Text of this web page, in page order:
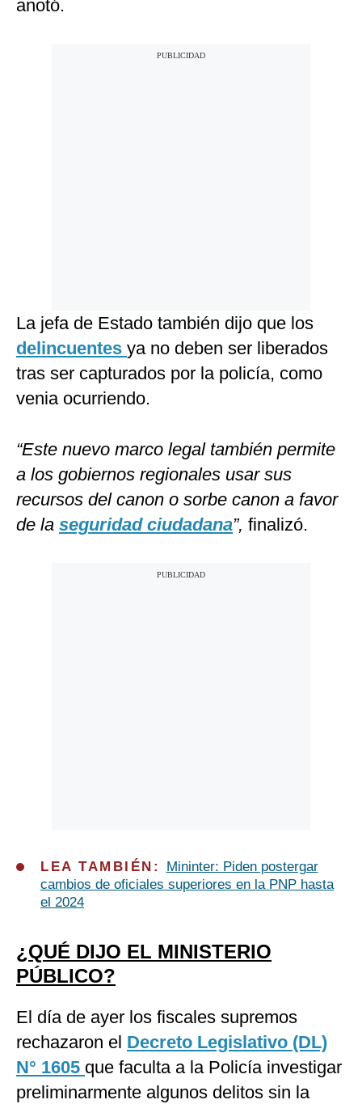
anotó.
La jefa de Estado también dijo que los
delincuentes ya no deben ser liberados
tras ser capturados por la policía, como
venia ocurriendo.
“Este nuevo marco legal también permite
a los gobiernos regionales usar sus
recursos del canon o sorbe canon a favor
de la seguridad ciudadana”, finalizó.
LEA TAMBIÉN:
Mininter: Piden postergar
cambios de oficiales superiores en la PNP hasta
el 2024
¿QUÉ DIJO EL MINISTERIO
PÚBLICO?
El día de ayer los fiscales supremos
rechazaron el Decreto Legislativo (DL)
N° 1605 que faculta a la Policía investigar
preliminarmente algunos delitos sin la